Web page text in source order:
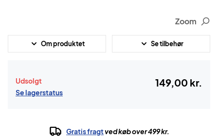
Zoom
Om produktet Se tilbehør
Udsolgt
Se lagerstatus
149,00 kr.
Gratis fragtved køb over 499 kr.